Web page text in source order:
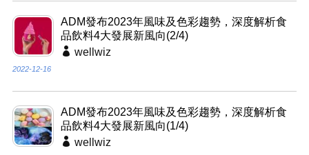
ADM發布2023年風味及色彩趨勢，深度解析食
品飲料4大發展新風向(2/4)
wellwiz
2022-12-16
ADM發布2023年風味及色彩趨勢，深度解析食
品飲料4大發展新風向(1/4)
wellwiz